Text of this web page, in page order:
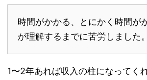
時間がかかる、とにかく時間が
が理解するまでに苦労しました。
1〜2年あれば収入の柱になってく